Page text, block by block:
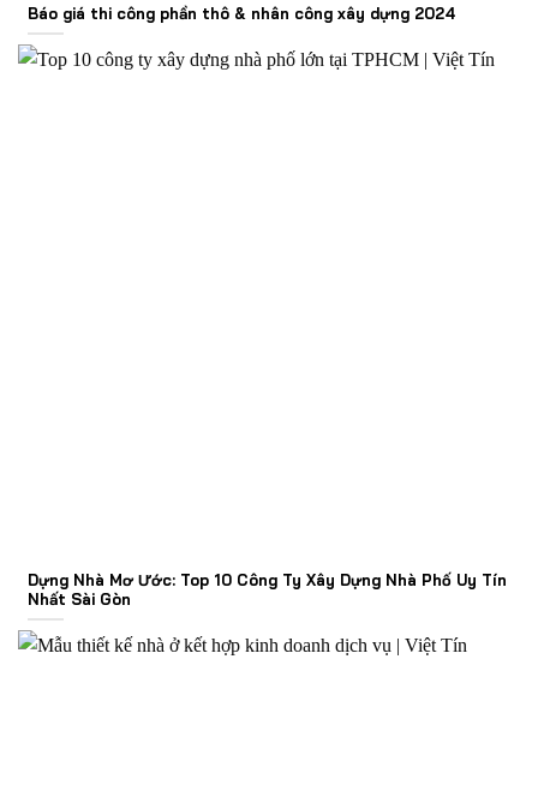
Báo giá thi công phần thô & nhân công xây dựng 2024
Dựng Nhà Mơ Ước: Top 10 Công Ty Xây Dựng Nhà Phố Uy Tín
Nhất Sài Gòn